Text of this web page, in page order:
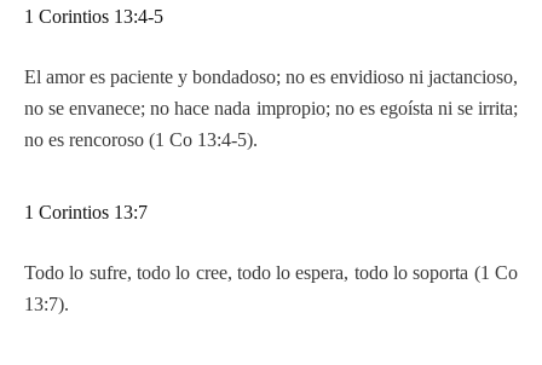
1 Corintios 13:4-5
El amor es paciente y bondadoso; no es envidioso ni jactancioso,
no se envanece; no hace nada impropio; no es egoísta ni se irrita;
no es rencoroso (1 Co 13:4-5).
1 Corintios 13:7
Todo lo sufre, todo lo cree, todo lo espera, todo lo soporta (1 Co
13:7).